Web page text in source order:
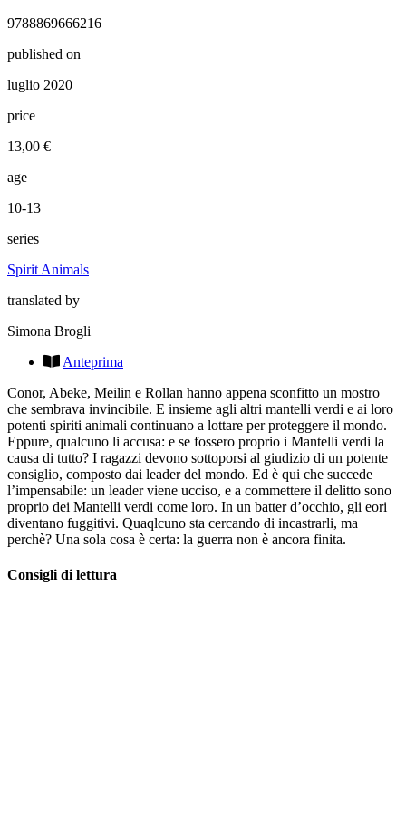
9788869666216
published on
luglio 2020
price
13,00 €
age
10-13
series
Spirit Animals
translated by
Simona Brogli
Anteprima
Conor, Abeke, Meilin e Rollan hanno appena sconfitto un mostro
che sembrava invincibile. E insieme agli altri mantelli verdi e ai loro
potenti spiriti animali continuano a lottare per proteggere il mondo.
Eppure, qualcuno li accusa: e se fossero proprio i Mantelli verdi la
causa di tutto? I ragazzi devono sottoporsi al giudizio di un potente
consiglio, composto dai leader del mondo. Ed è qui che succede
l’impensabile: un leader viene ucciso, e a commettere il delitto sono
proprio dei Mantelli verdi come loro. In un batter d’occhio, gli eori
diventano fuggitivi. Quaqlcuno sta cercando di incastrarli, ma
perchè? Una sola cosa è certa: la guerra non è ancora finita.
Consigli di lettura